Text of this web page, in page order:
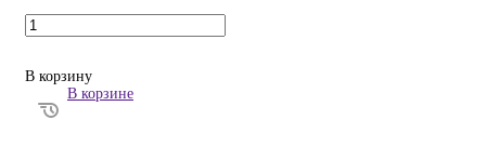
В корзину
В корзине